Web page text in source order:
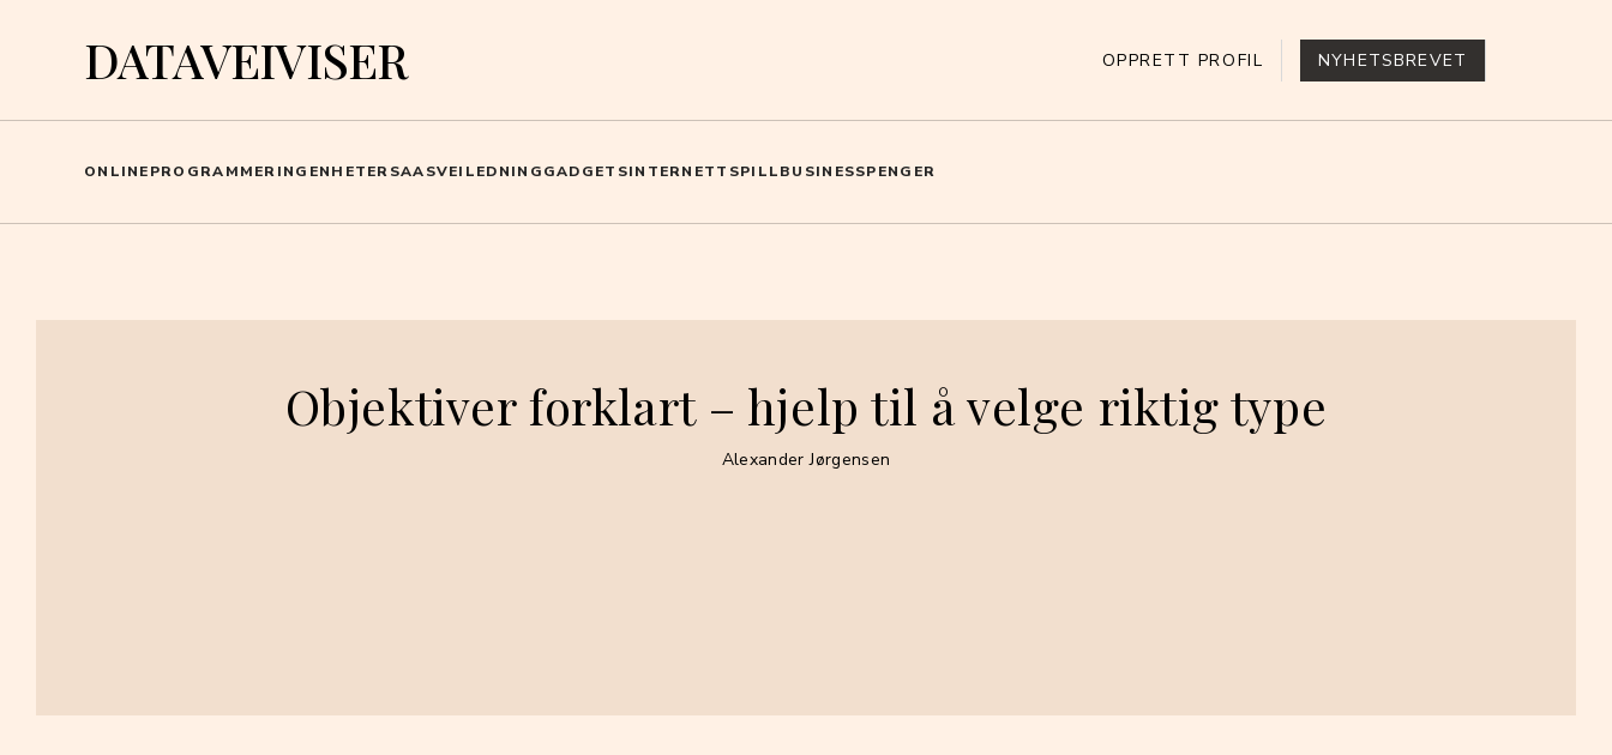
DATAVEIVISER OPPRETT PROFIL NYHETSBREVET
ONLINEPROGRAMMERING ENHETERSAASVEILEDNINGGADGETSINTERNETT SPILLBUSINESSPENGER
Objektiver forklart – hjelp til å velge riktig type
Alexander Jørgensen